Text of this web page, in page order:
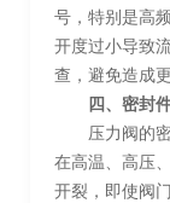
号，特别是高
开度过小导致
查，避免造成
四、密封
压力阀的
在高温、高压
开裂，即使阀